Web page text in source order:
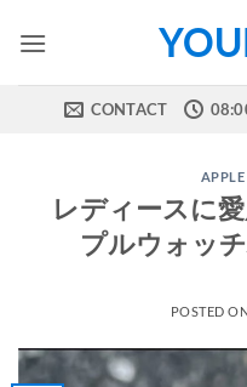
CONTACT
レディースに
プルウォッ
POSTED